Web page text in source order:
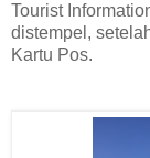
Tourist
distempel,
Kartu Pos.